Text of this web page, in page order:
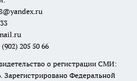
205 50 66
о регистрации СМИ:
Зарегистрировано Федеральной